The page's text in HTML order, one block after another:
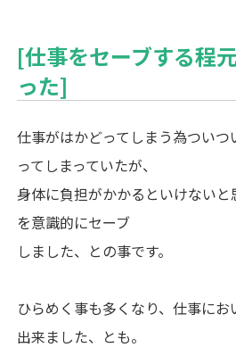
[仕事をセーブする程
った]
仕事がはかどってしまう為つい
ってしまっていたが、
身体に負担がかかるといけない
を意識的にセーブ
しました、との事です。
ひらめく事も多くなり、仕事に
出来ました、とも。